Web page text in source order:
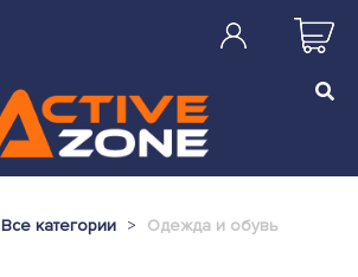
Все категории Одежда и обувь